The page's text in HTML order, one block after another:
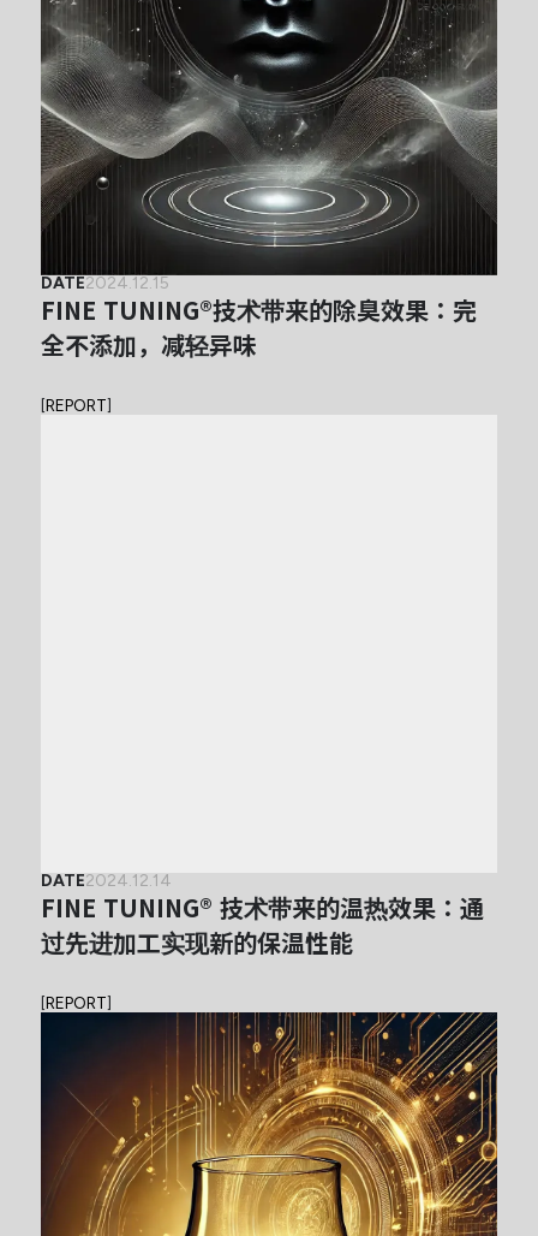
DATE2024.12.15
FINE TUNING®技术带来的除臭效果：完
全不添加，减轻异味
[REPORT]
DATE2024.12.14
FINE TUNING® 技术带来的温热效果：通
过先进加工实现新的保温性能
[REPORT]